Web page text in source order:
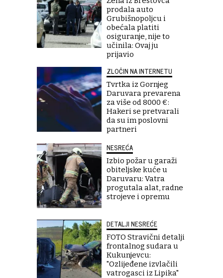
prodala auto
Grubišnopoljcu i
obećala platiti
osiguranje, nije to
učinila: Ovaj ju
prijavio
ZLOČIN NA INTERNETU
Tvrtka iz Gornjeg
Daruvara prevarena
za više od 8000 €:
Hakeri se pretvarali
da su im poslovni
partneri
NESREĆA
Izbio požar u garaži
obiteljske kuće u
Daruvaru: Vatra
progutala alat, radne
strojeve i opremu
DETALJI NESREĆE
FOTO Stravični detalji
frontalnog sudara u
Kukunjevcu:
"Ozlijeđene izvlačili
vatrogasci iz Lipika"